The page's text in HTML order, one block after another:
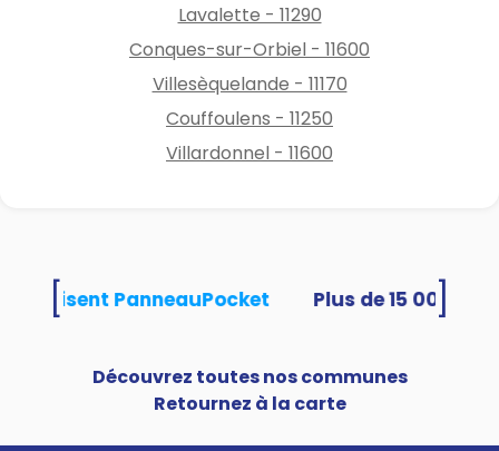
Lavalette - 11290
Conques-sur-Orbiel - 11600
Villesèquelande - 11170
Couffoulens - 11250
Villardonnel - 11600
utilisent PanneauPocket
Découvrez toutes nos communes
Retournez à la carte